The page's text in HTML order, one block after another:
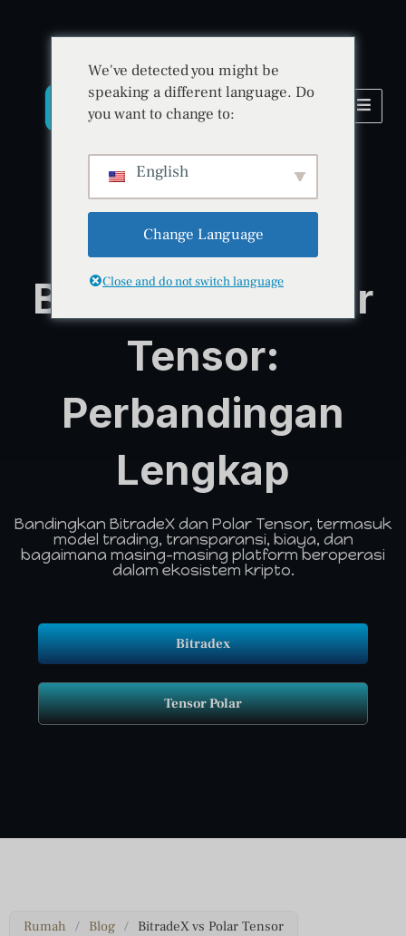
Perbandingan Platform
BitradeX vs Polar
Tensor:
Perbandingan
Lengkap
Bandingkan BitradeX dan Polar Tensor, termasuk
model trading, transparansi, biaya, dan
bagaimana masing-masing platform beroperasi
dalam ekosistem kripto.
Bitradex
Tensor Polar
Rumah / Blog / BitradeX vs Polar Tensor
We've detected you might be
speaking a different language. Do
you want to change to:
English
Change Language
Close and do not switch language